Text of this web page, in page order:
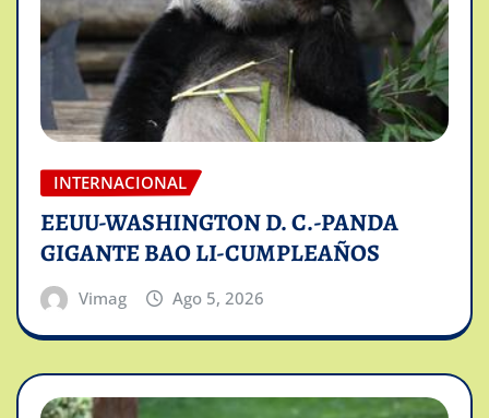
INTERNACIONAL
EEUU-WASHINGTON D. C.-PANDA
GIGANTE BAO LI-CUMPLEAÑOS
Vimag Ago 5, 2026